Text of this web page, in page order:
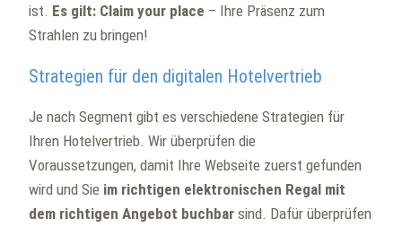
ist. Es gilt: Claim your place – Ihre Präsenz zum
Strahlen zu bringen!
Strategien für den digitalen Hotelvertrieb
Je nach Segment gibt es verschiedene Strategien für
Ihren Hotelvertrieb. Wir überprüfen die
Voraussetzungen, damit Ihre Webseite zuerst gefunden
wird und Sie im richtigen elektronischen Regal mit
dem richtigen Angebot buchbar sind. Dafür überprüfen